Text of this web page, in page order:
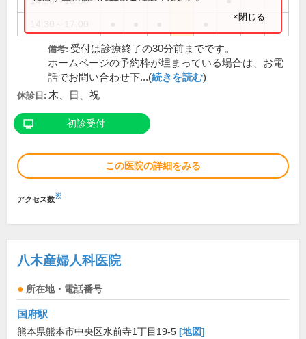
×閉じる
備考: 受付は診療終了の30分前までです。
ホームページの予約枠が埋まっている場合は、お電
話でお問い合わせ下...(続きを読む)
休診日: 木、日、祝
初診受付
この医院の詳細をみる
アクセス数※
八木産婦人科医院
所在地・電話番号
国府駅
熊本県熊本市中央区水前寺1丁目19-5 [地図]